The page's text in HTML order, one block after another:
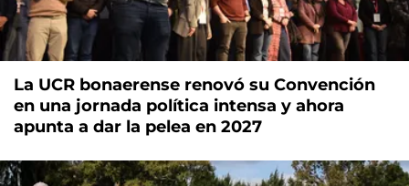
La UCR bonaerense renovó su Convención
en una jornada política intensa y ahora
apunta a dar la pelea en 2027